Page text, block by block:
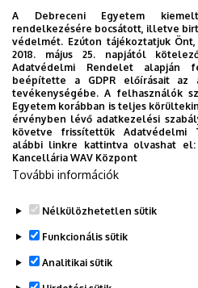
és
Vezetés és
erőforrás
specializáció
Vidékfejlesztési
MA in International
Master of Business
Legutóbbi frissítés: 2022. 08. 08.
A Debreceni Egyetem
rendelkezésére bocsátott, illetve
védelmét. Ezúton tájékoztatjuk
2018. május 25. napjától
Adatvédelmi Rendelet alapján
beépítette a GDPR előírásait az
tevékenységébe. A felhasználók
Egyetem korábban is teljes
érvényben lévő adatkezelési
követve frissítettük Adatvédelmi
alábbi linkre kattintva olvashat
Kancellária WAV Központ
További információk
Nélkülözhetetlen sütik
Funkcionális sütik
Analitikai sütik